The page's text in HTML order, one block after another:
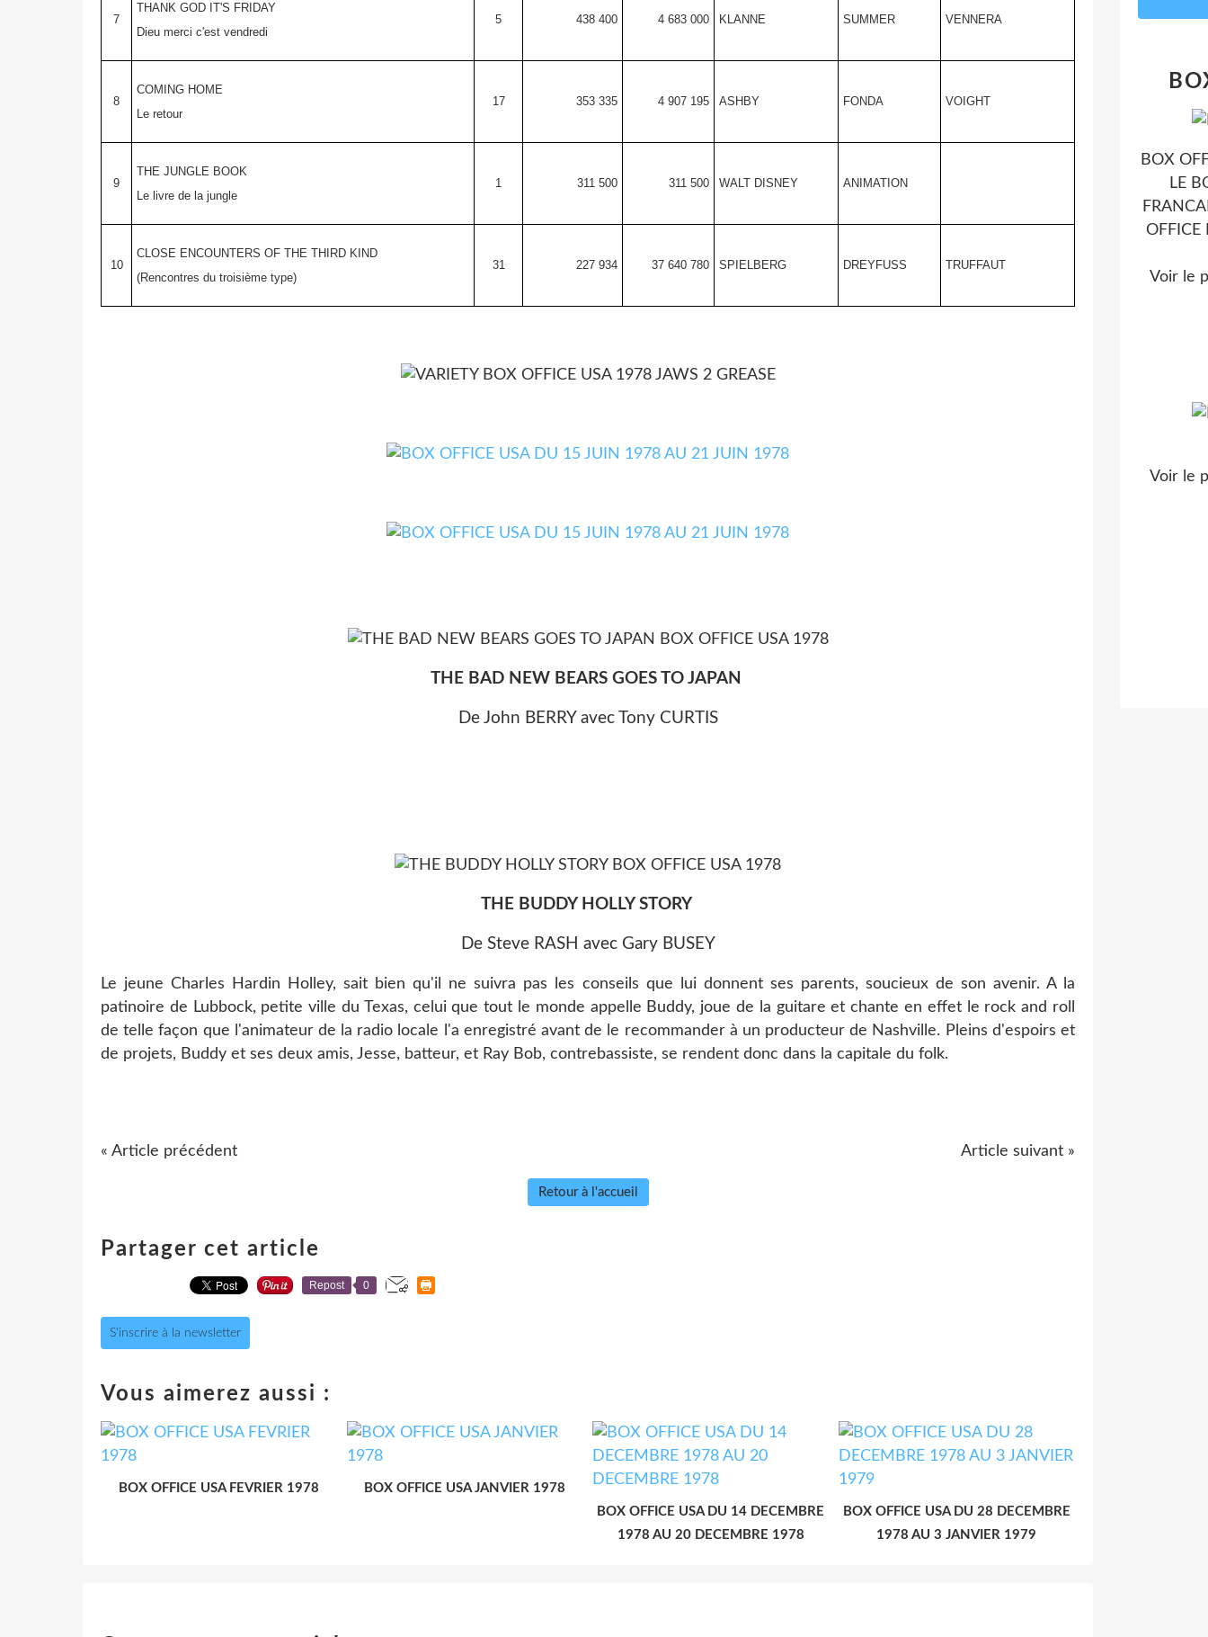
7
THANK GOD IT'S FRIDAY
Dieu merci c'est vendredi
5 438 400 4 683 000 KLANNE SUMMER VENNERA
8
COMING HOME
Le retour
17 353 335 4 907 195 ASHBY FONDA VOIGHT
9
THE JUNGLE BOOK
Le livre de la jungle
1 311 500 311 500 WALT DISNEY ANIMATION
10
CLOSE ENCOUNTERS OF THE THIRD KIND
(Rencontres du troisième type)
31 227 934 37 640 780 SPIELBERG DREYFUSS TRUFFAUT
THE BAD NEW BEARS GOES TO JAPAN
De John BERRY avec Tony CURTIS
THE BUDDY HOLLY STORY
De Steve RASH avec Gary BUSEY
Le jeune Charles Hardin Holley, sait bien qu'il ne suivra pas les conseils que lui donnent ses parents, soucieux de son avenir. A la
patinoire de Lubbock, petite ville du Texas, celui que tout le monde appelle Buddy, joue de la guitare et chante en effet le rock and roll
de telle façon que l'animateur de la radio locale l'a enregistré avant de le recommander à un producteur de Nashville. Pleins d'espoirs et
de projets, Buddy et ses deux amis, Jesse, batteur, et Ray Bob, contrebassiste, se rendent donc dans la capitale du folk.
« Article précédent Article suivant »
Retour à l'accueil
Partager cet article
Repost 0
S'inscrire à la newsletter
Vous aimerez aussi :
BOX OFFICE USA FEVRIER 1978
BOX OFFICE USA JANVIER 1978
BOX OFFICE USA DU 14 DECEMBRE
1978 AU 20 DECEMBRE 1978
BOX OFFICE USA DU 28 DECEMBRE
1978 AU 3 JANVIER 1979
BOX
LE
OFFICE
Voir le
Voir le